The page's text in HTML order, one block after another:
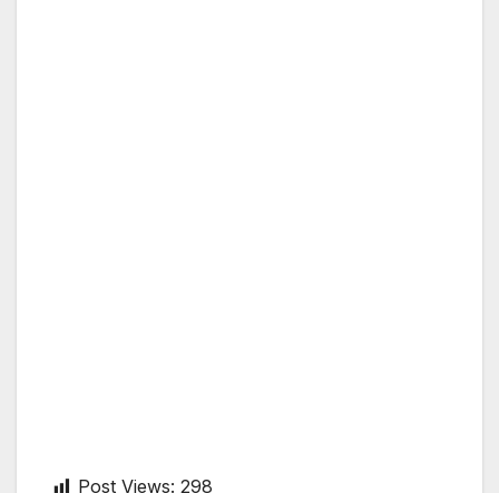
Post Views: 298